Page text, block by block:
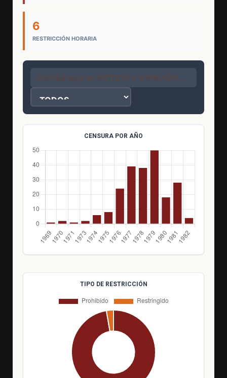
6
RESTRICCIÓN HORARIA
CENSURA POR AÑO
TIPO DE RESTRICCIÓN